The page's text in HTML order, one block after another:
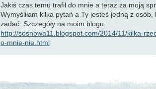
Jakiś czas temu trafił do mnie a teraz za moją
Wymyśliłam kilka pytań a Ty jesteś jedną z osób,
zadać. Szczegóły na moim blogu:
http://sosnowa11.blogspot.com/2014/11/kilka-
o-mnie-nie.html